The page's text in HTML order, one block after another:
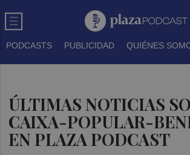
PODCASTS PUBLICIDAD QUIÉNES
ÚLTIMAS NOTICIAS
CAIXA-POPULAR-
EN PLAZA PODCAST